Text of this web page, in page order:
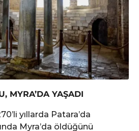
MYRA’DA YAŞADI
yıllarda Patara’da
Myra’da öldüğünü